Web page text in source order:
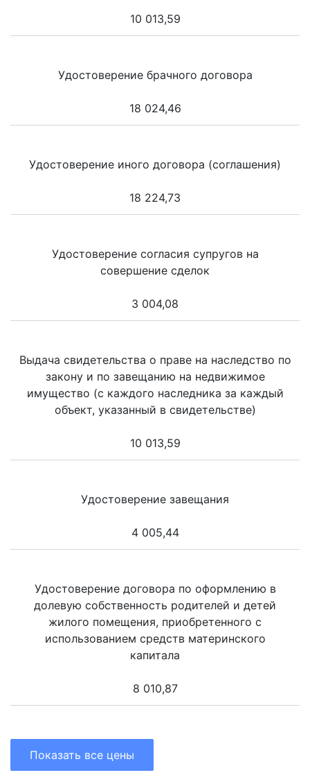
10 013,59
Удостоверение брачного договора
18 024,46
Удостоверение иного договора (соглашения)
18 224,73
Удостоверение согласия супругов на
совершение сделок
3 004,08
Выдача свидетельства о праве на наследство по
закону и по завещанию на недвижимое
имущество (с каждого наследника за каждый
объект, указанный в свидетельстве)
10 013,59
Удостоверение завещания
4 005,44
Удостоверение договора по оформлению в
долевую собственность родителей и детей
жилого помещения, приобретенного с
использованием средств материнского
капитала
8 010,87
Показать все цены